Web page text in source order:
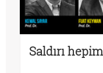
Saldırı